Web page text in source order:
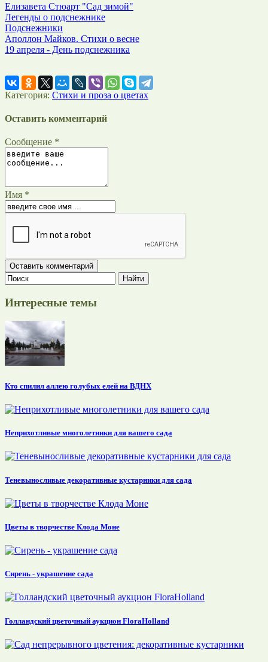
Елизавета Стюарт "Сад зимой"
Легенды о подснежнике
Подснежники
Аполлон Майков. Стихи о весне
19 апреля - День подснежника
Категория: Стихи и проза о цветах
Оставить комментарий
Сообщение *
Имя *
Интересные темы
Кто спилил аллею голубых елей на ВДНХ
Неприхотливые многолетники для вашего сада
Теневыносливые декоративные кустарники для сада
Цветы в творчестве Клода Моне
Сирень - украшение сада
Голландский цветочный аукцион FloraHolland